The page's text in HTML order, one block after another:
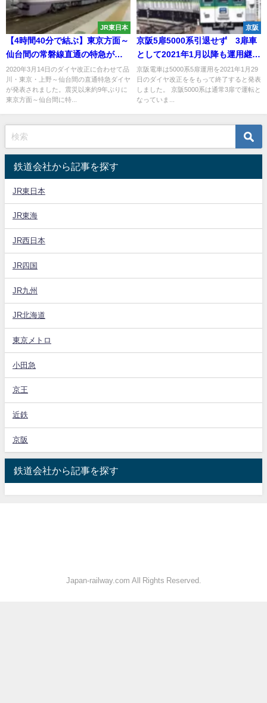
JR東日本
【4時間40分で結ぶ】東京方面～
仙台間の常磐線直通の特急が復
活 「ひたち」ダイヤ・時刻表
が発表 新幹線の特急料金の約
半額でお得に仙台へ
2020年3月14日のダイヤ改正に合わせて品
川・東京・上野～仙台間の直通特急ダイヤ
が発表されました。震災以来約9年ぶりに
東京方面～仙台間に特...
京阪
京阪5扉5000系引退せず 3扉車
として2021年1月以降も運用継続
へ 50周年記念イベントも実施
京阪電車は5000系5扉運用を2021年1月29
日のダイヤ改正ををもって終了すると発表
しました。 京阪5000系は通常3扉で運転と
なっていま...
鉄道会社から記事を探す
JR東日本
JR東海
JR西日本
JR四国
JR九州
JR北海道
東京メトロ
小田急
京王
近鉄
京阪
鉄道会社から記事を探す
Japan-railway.com All Rights Reserved.